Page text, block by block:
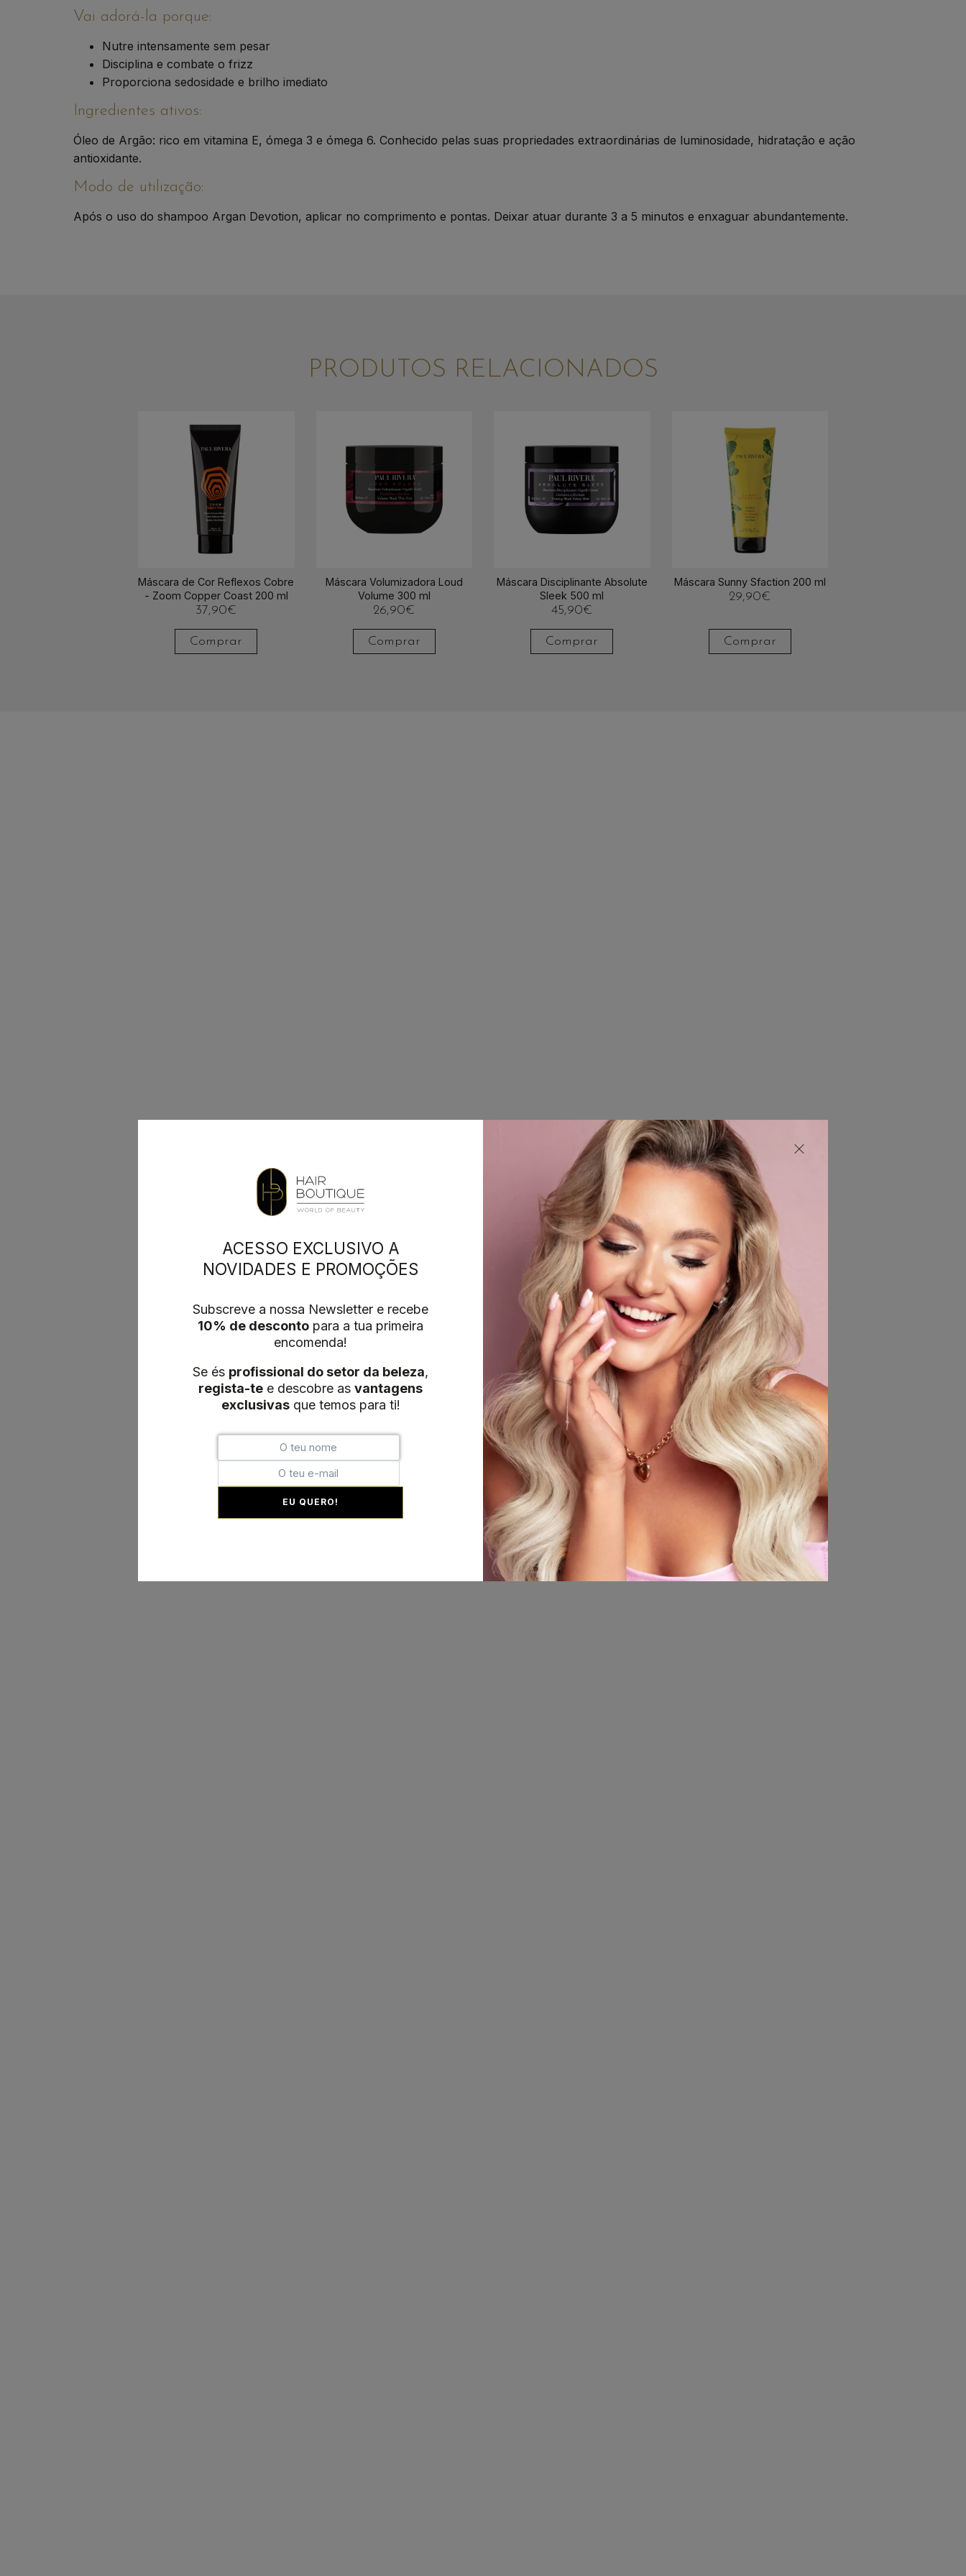
Vai adorá-la porque:
Nutre intensamente sem pesar
Disciplina e combate o frizz
Proporciona sedosidade e brilho imediato
Ingredientes ativos:
Óleo de Argão: rico em vitamina E, ómega 3 e ómega 6. Conhecido pelas suas propriedades extraordinárias de luminosidade, hidratação e ação
antioxidante.
Modo de utilização:
Após o uso do shampoo Argan Devotion, aplicar no comprimento e pontas. Deixar atuar durante 3 a 5 minutos e enxaguar abundantemente.
PRODUTOS RELACIONADOS
Máscara de Cor Reflexos Cobre
- Zoom Copper Coast 200 ml
37,90€
Comprar
Máscara Volumizadora Loud
Volume 300 ml
26,90€
Comprar
Máscara Disciplinante Absolute
Sleek 500 ml
45,90€
Comprar
Máscara Sunny Sfaction 200 ml
29,90€
Comprar
ACESSO EXCLUSIVO A
NOVIDADES E PROMOÇÕES
Subscreve a nossa Newsletter e recebe
10% de desconto para a tua primeira
encomenda!
Se és profissional do setor da beleza,
regista-te e descobre as vantagens
exclusivasque temos para ti!
EU QUERO!